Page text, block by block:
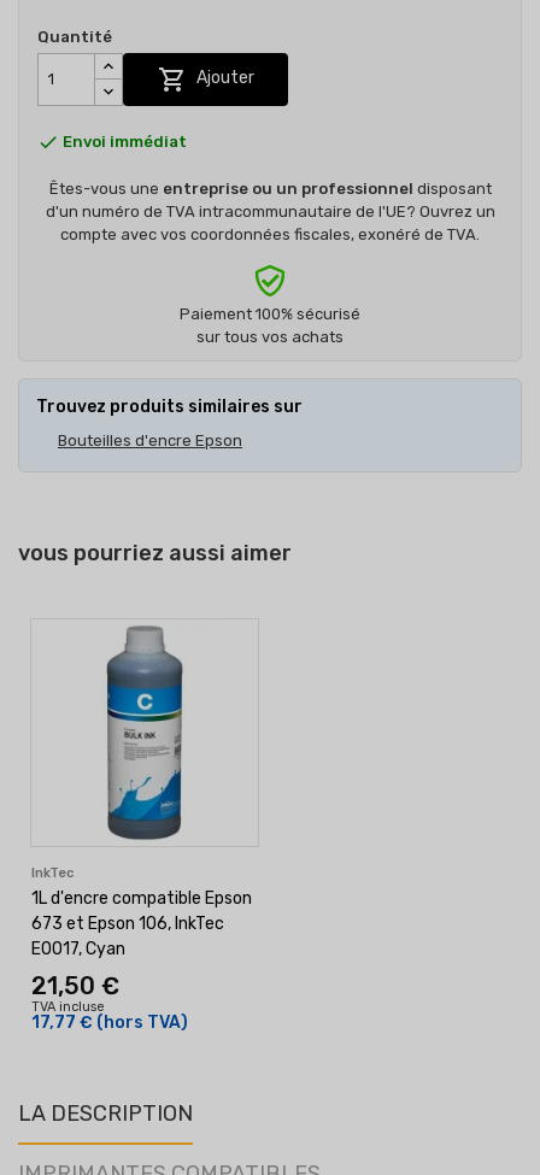
Quantité
 Ajouter
 Envoi immédiat
Êtes-vous une entreprise ou un professionnel disposant
d'un numéro de TVA intracommunautaire de l'UE? Ouvrez un
compte avec vos coordonnées fiscales, exonéré de TVA.
Paiement 100% sécurisé
sur tous vos achats
Trouvez produits similaires sur
Bouteilles d'encre Epson
vous pourriez aussi aimer
InkTec
1L d'encre compatible Epson
673 et Epson 106, InkTec
E0017, Cyan
21,50 €
TVA incluse
17,77 € (hors TVA)
LA DESCRIPTION